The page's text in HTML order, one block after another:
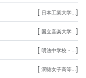
[ 日本工業大学... ]
[ 国立音楽大学... ]
[ 明法中学校・... ]
[ 潤徳女子高等... ]